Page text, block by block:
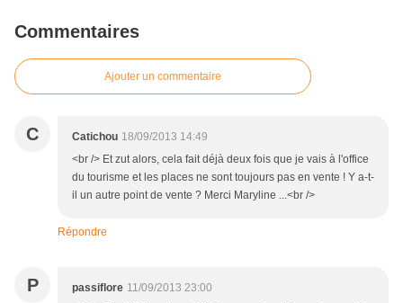
Commentaires
Ajouter un commentaire
C Catichou 18/09/2013 14:49
<br /> Et zut alors, cela fait déjà deux fois que je vais à l'office
du tourisme et les places ne sont toujours pas en vente ! Y a-t-
il un autre point de vente ? Merci Maryline ...<br />
Répondre
P passiflore 11/09/2013 23:00